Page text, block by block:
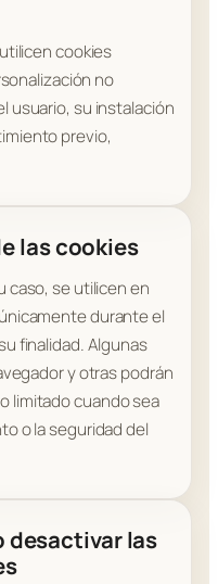
cookies
no
usuario, su instalación
previo,
las cookies
caso, se utilicen en
durante el
finalidad. Algunas
y otras podrán
limitado cuando sea
o la seguridad del
desactivar las